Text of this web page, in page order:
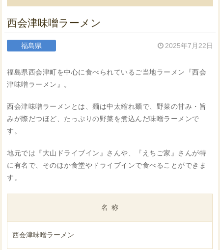
西会津味噌ラーメン
福島県 2025年7月22日
福島県西会津町を中心に食べられているご当地ラーメン『西会
津味噌ラーメン』。
西会津味噌ラーメンとは、麺は中太縮れ麺で、野菜の甘み・旨
みが際だつほど、たっぷりの野菜を煮込んだ味噌ラーメンで
す。
地元では『大山ドライブイン』さんや、『えちご家』さんが特
に有名で、そのほか食堂やドライブインで食べることができま
す。
名称
西会津味噌ラーメン